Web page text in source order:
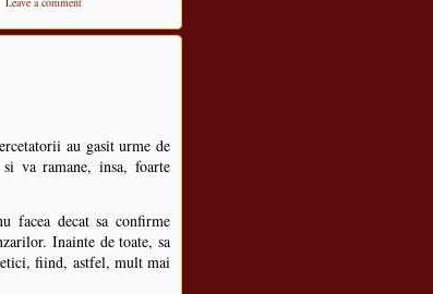
au gasit urme de
va ramane, insa, foarte
facea decat sa confirme
Inainte de toate, sa
fiind, astfel, mult mai